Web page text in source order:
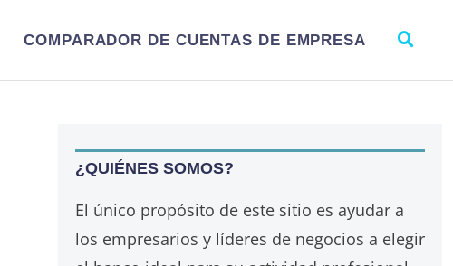
COMPARADOR DE CUENTAS DE EMPRESA
¿QUIÉNES SOMOS?
El único propósito de este sitio es ayudar a
los empresarios y líderes de negocios a elegir